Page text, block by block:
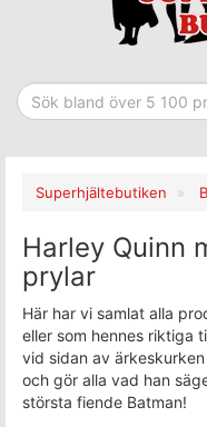
Superhjältebutiken
Harley Quinn
prylar
Här har vi samlat alla
eller som hennes riktiga
vid sidan av
och gör alla vad han
största fiende Batman!